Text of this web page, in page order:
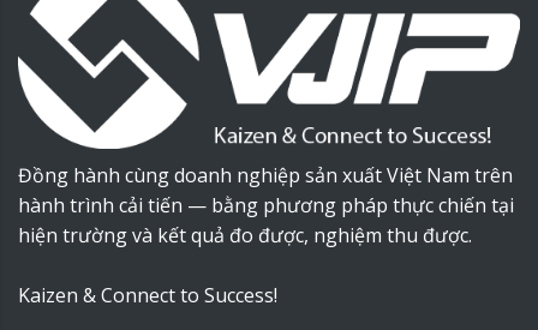
Đồng hành cùng doanh nghiệp sản xuất Việt Nam trên
hành trình cải tiến — bằng phương pháp thực chiến tại
hiện trường và kết quả đo được, nghiệm thu được.
Kaizen & Connect to Success!